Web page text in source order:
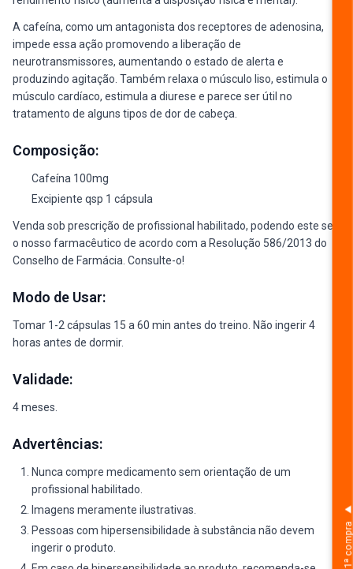
A cafeína, como um antagonista dos receptores de adenosina,
impede essa ação promovendo a liberação de
neurotransmissores, aumentando o estado de alerta e
produzindo agitação. Também relaxa o músculo liso, estimula o
músculo cardíaco, estimula a diurese e parece ser útil no
tratamento de alguns tipos de dor de cabeça.
Composição:
Cafeína 100mg
Excipiente qsp 1 cápsula
Venda sob prescrição de profissional habilitado, podendo este ser
o nosso farmacêutico de acordo com a Resolução 586/2013 do
Conselho de Farmácia. Consulte-o!
Modo de Usar:
Tomar 1-2 cápsulas 15 a 60 min antes do treino. Não ingerir 4
horas antes de dormir.
Validade:
4 meses.
Advertências:
Nunca compre medicamento sem orientação de um
profissional habilitado.
Imagens meramente ilustrativas.
Pessoas com hipersensibilidade à substância não devem
ingerir o produto.